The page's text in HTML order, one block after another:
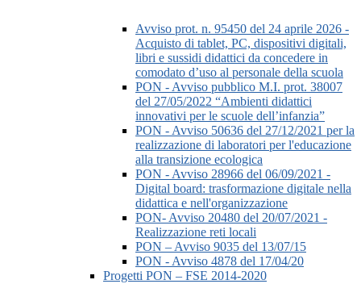
Avviso prot. n. 95450 del 24 aprile 2026 -
Acquisto di tablet, PC, dispositivi digitali,
libri e sussidi didattici da concedere in
comodato d’uso al personale della scuola
PON - Avviso pubblico M.I. prot. 38007
del 27/05/2022 “Ambienti didattici
innovativi per le scuole dell’infanzia”
PON - Avviso 50636 del 27/12/2021 per la
realizzazione di laboratori per l'educazione
alla transizione ecologica
PON - Avviso 28966 del 06/09/2021 -
Digital board: trasformazione digitale nella
didattica e nell'organizzazione
PON- Avviso 20480 del 20/07/2021 -
Realizzazione reti locali
PON – Avviso 9035 del 13/07/15
PON - Avviso 4878 del 17/04/20
Progetti PON – FSE 2014-2020